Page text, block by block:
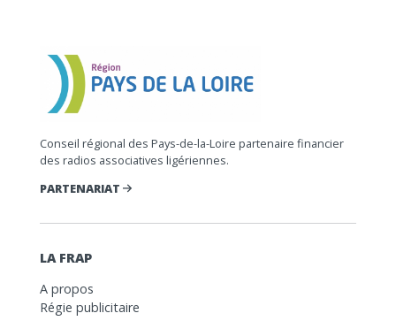
Conseil régional des Pays-de-la-Loire partenaire financier
des radios associatives ligériennes.
PARTENARIAT
LA FRAP
A propos
Régie publicitaire